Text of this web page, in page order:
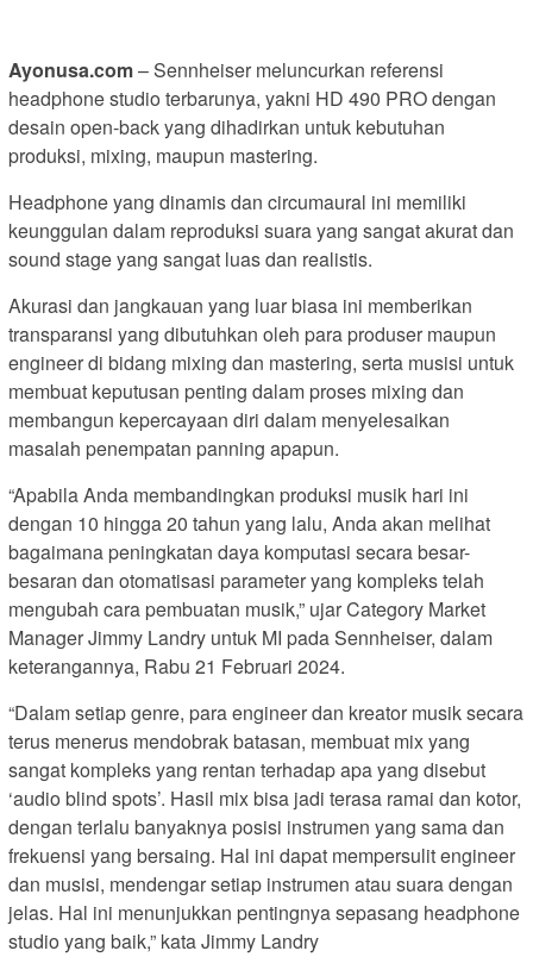
Ayonusa.com– Sennheiser meluncurkan referensi
headphone studio terbarunya, yakni HD 490 PRO dengan
desain open-back yang dihadirkan untuk kebutuhan
produksi, mixing, maupun mastering.
Headphone yang dinamis dan circumaural ini memiliki
keunggulan dalam reproduksi suara yang sangat akurat dan
sound stage yang sangat luas dan realistis.
Akurasi dan jangkauan yang luar biasa ini memberikan
transparansi yang dibutuhkan oleh para produser maupun
engineer di bidang mixing dan mastering, serta musisi untuk
membuat keputusan penting dalam proses mixing dan
membangun kepercayaan diri dalam menyelesaikan
masalah penempatan panning apapun.
“Apabila Anda membandingkan produksi musik hari ini
dengan 10 hingga 20 tahun yang lalu, Anda akan melihat
bagaimana peningkatan daya komputasi secara besar-
besaran dan otomatisasi parameter yang kompleks telah
mengubah cara pembuatan musik,” ujar Category Market
Manager Jimmy Landry untuk MI pada Sennheiser, dalam
keterangannya, Rabu 21 Februari 2024.
“Dalam setiap genre, para engineer dan kreator musik secara
terus menerus mendobrak batasan, membuat mix yang
sangat kompleks yang rentan terhadap apa yang disebut
‘audio blind spots’. Hasil mix bisa jadi terasa ramai dan kotor,
dengan terlalu banyaknya posisi instrumen yang sama dan
frekuensi yang bersaing. Hal ini dapat mempersulit engineer
dan musisi, mendengar setiap instrumen atau suara dengan
jelas. Hal ini menunjukkan pentingnya sepasang headphone
studio yang baik,” kata Jimmy Landry